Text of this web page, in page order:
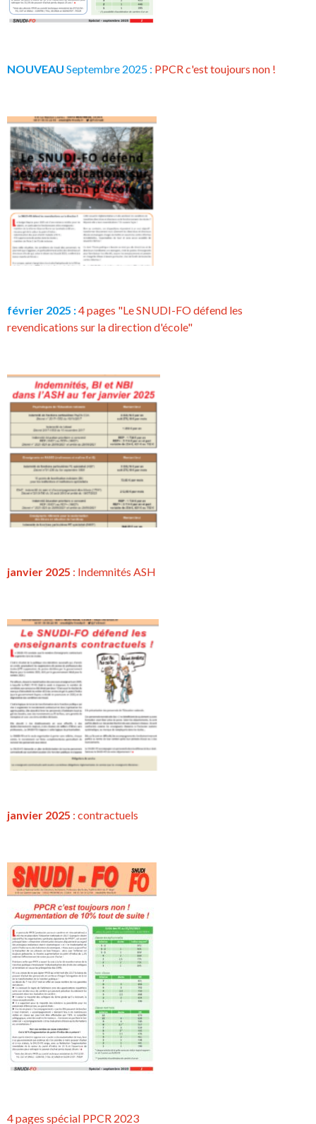
NOUVEAU Septembre 2025 : PPCR c'est toujours non !
février 2025 :4 pages "Le SNUDI-FO défend les
revendications sur la direction d'école"
janvier 2025 : Indemnités ASH
janvier 2025 : contractuels
4 pages spécial PPCR 2023